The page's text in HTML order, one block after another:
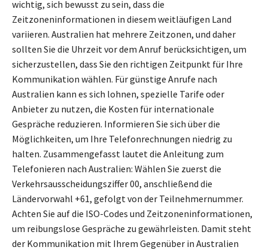
wichtig, sich bewusst zu sein, dass die
Zeitzoneninformationen in diesem weitläufigen Land
variieren. Australien hat mehrere Zeitzonen, und daher
sollten Sie die Uhrzeit vor dem Anruf berücksichtigen, um
sicherzustellen, dass Sie den richtigen Zeitpunkt für Ihre
Kommunikation wählen. Für günstige Anrufe nach
Australien kann es sich lohnen, spezielle Tarife oder
Anbieter zu nutzen, die Kosten für internationale
Gespräche reduzieren. Informieren Sie sich über die
Möglichkeiten, um Ihre Telefonrechnungen niedrig zu
halten. Zusammengefasst lautet die Anleitung zum
Telefonieren nach Australien: Wählen Sie zuerst die
Verkehrsausscheidungsziffer 00, anschließend die
Ländervorwahl +61, gefolgt von der Teilnehmernummer.
Achten Sie auf die ISO-Codes und Zeitzoneninformationen,
um reibungslose Gespräche zu gewährleisten. Damit steht
der Kommunikation mit Ihrem Gegenüber in Australien